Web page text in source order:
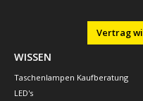
Vertrag
WISSEN
Taschenlampen Kaufberatung
LED's